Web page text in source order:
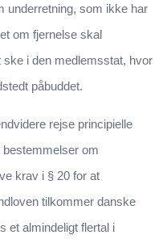
underretning, som ikke har
om fjernelse skal
i den medlemsstat, hvor
påbuddet.
rejse principielle
om
krav i § 20 for at
tilkommer danske
et almindeligt flertal i